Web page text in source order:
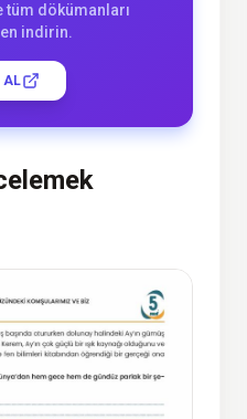
tüm dökümanları
indirin.
AL